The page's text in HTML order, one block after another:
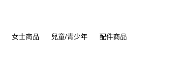
女士商品 兒童/青少年 配件商品